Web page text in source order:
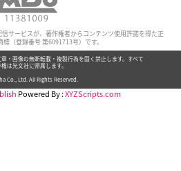
サービスが、著作権者からコンテンツ使用許諾を得た正
（登録番号 第6091713号）です。
・画像の無断転載・複製行為を固く禁止します。すべて
は光文社に帰属します。
Co., Ltd. All Rights Reserved.
Powered By :XYZScripts.com